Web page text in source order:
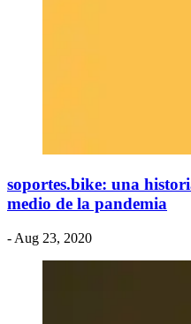
soportes.bike: una
medio de la pandemia
- Aug 23, 2020